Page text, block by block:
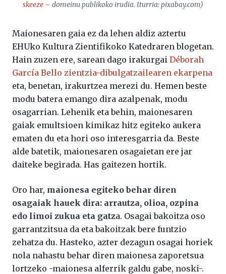
skeeze – domeinu publikoko irudia. Iturria: pixabay.com)
Maionesaren gaia ez da lehen aldiz aztertu
EHUko Kultura Zientifikoko Katedraren blogetan.
Hain zuzen ere, sarean dago irakurgai Déborah
García Bello zientzia-dibulgatzailearen ekarpena
eta, benetan, irakurtzea merezi du. Hemen beste
modu batera emango dira azalpenak, modu
osagarrian. Lehenik eta behin, maionesaren
gaiak emultsioen kimikaz hitz egiteko aukera
ematen du eta hori oso interesgarria da. Beste
alde batetik, maionesaren osagaietan ere jar
daiteke begirada. Has gaitezen hortik.
Oro har, maionesa egiteko behar diren
osagaiak hauek dira: arrautza, olioa, ozpina
edo limoi zukua eta gatza. Osagai bakoitza oso
garrantzitsua da eta bakoitzak bere funtzio
zehatza du. Hasteko, azter dezagun osagai horiek
nola nahastu behar diren maionesa zaporetsua
lortzeko -maionesa alferrik galdu gabe, noski-.